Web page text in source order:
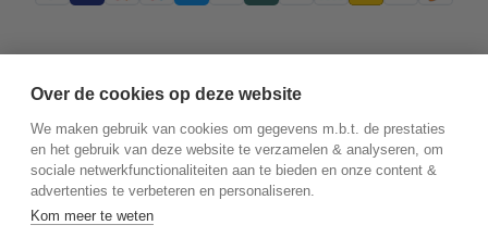
Over de cookies op deze website
We maken gebruik van cookies om gegevens m.b.t. de prestaties
en het gebruik van deze website te verzamelen & analyseren, om
sociale netwerkfunctionaliteiten aan te bieden en onze content &
advertenties te verbeteren en personaliseren.
Kom meer te weten